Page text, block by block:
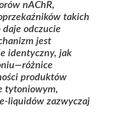
nAChR,
takich
odczucie
jest
identyczny, jak
produktów
tytoniowym,
zazwyczaj